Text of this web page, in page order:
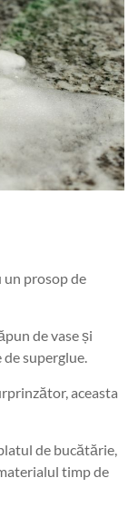
un prosop de
de vase și
superglue.
aceasta
de bucătărie,
timp de